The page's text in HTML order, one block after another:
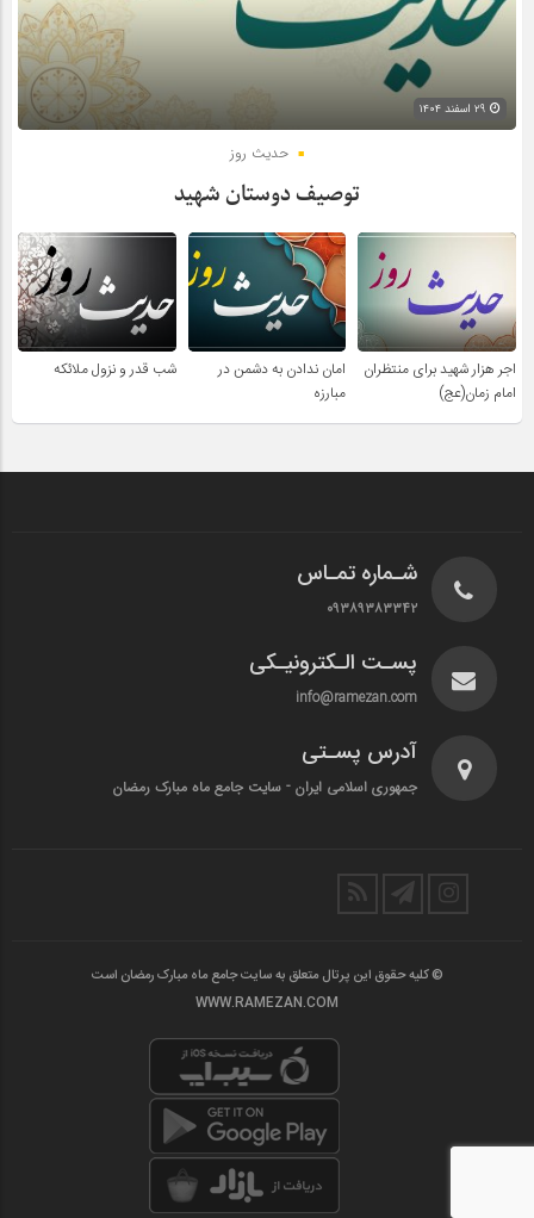
حدیث روز
توصیف دوستان شهید
اجر هزار شهید برای منتظران
امام زمان(عج)
امان ندادن به دشمن در
مبارزه
شب قدر و نزول ملائکه
شـماره تمـاس
۰۹۳۸۹۳۸۳۳۴۲
پسـت الـکترونیـکی
info@ramezan.com
آدرس پسـتی
جمهوری اسلامی ایران - سایت جامع ماه مبارک رمضان
© کلیه حقوق این پرتال متعلق به سایت جامع ماه مبارک رمضان است
WWW.RAMEZAN.COM